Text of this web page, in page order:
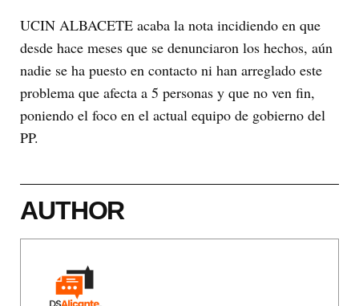
UCIN ALBACETE acaba la nota incidiendo en que
desde hace meses que se denunciaron los hechos, aún
nadie se ha puesto en contacto ni han arreglado este
problema que afecta a 5 personas y que no ven fin,
poniendo el foco en el actual equipo de gobierno del
PP.
AUTHOR